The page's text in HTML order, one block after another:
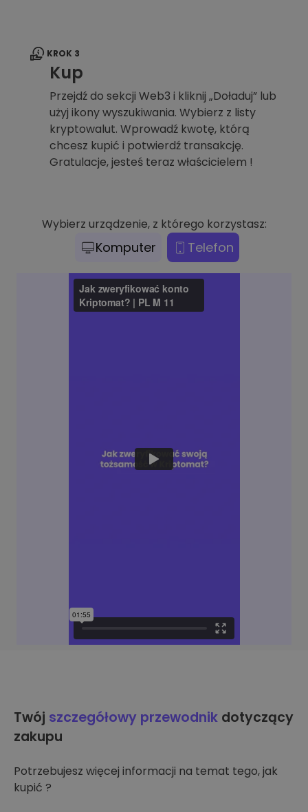
KROK 3
Kup
Przejdź do sekcji Web3 i kliknij „Doładuj” lub
użyj ikony wyszukiwania. Wybierz z listy
kryptowalut. Wprowadź kwotę, którą
chcesz kupić i potwierdź transakcję.
Gratulacje, jesteś teraz właścicielem !
Wybierz urządzenie, z którego korzystasz:
Komputer Telefon
Twój szczegółowy przewodnik dotyczący
zakupu
Potrzebujesz więcej informacji na temat tego, jak
kupić ?